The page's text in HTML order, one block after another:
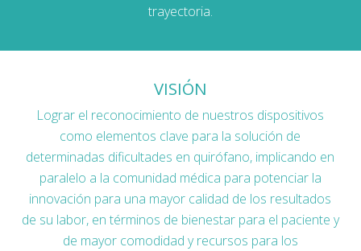
trayectoria.
VISIÓN
Lograr el reconocimiento de nuestros dispositivos
como elementos clave para la solución de
determinadas dificultades en quirófano, implicando en
paralelo a la comunidad médica para potenciar la
innovación para una mayor calidad de los resultados
de su labor, en términos de bienestar para el paciente y
de mayor comodidad y recursos para los